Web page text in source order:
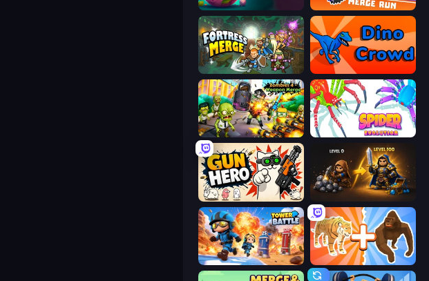
Dino Domination Merge Run
Fortress Merge Dino Crowd
Zombies 4 Weapon Merge Spider Evolution: Runner Game
Gun Hero: Cat Survival Gothic Story RPG
Tower Battle Animal DNA Run